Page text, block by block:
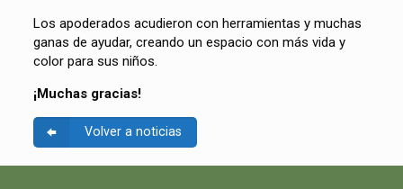
Los apoderados acudieron con herramientas y muchas
ganas de ayudar, creando un espacio con más vida y
color para sus niños.
¡Muchas gracias!
Volver a noticias